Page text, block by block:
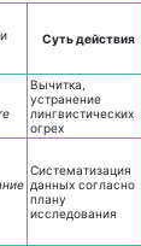
Суть действия
Вычитка,
устранение
лингвистических
огрех
Систематизация
данных согласно
плану
исследования